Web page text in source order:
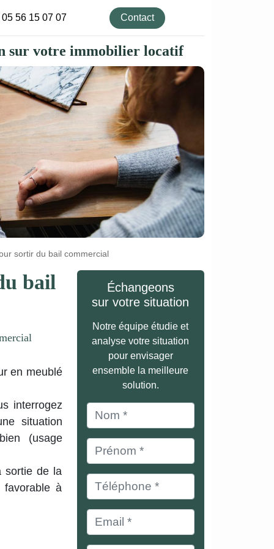
05 56 15 07 07 Contact
sur votre immobilier locatif
sortir du bail commercial
bail
en meublé
interrogez
situation
(usage
sortie de la
à
Échangeons
sur votre situation
Notre équipe étudie et
analyse votre situation
pour envisager
ensemble la meilleure
solution.